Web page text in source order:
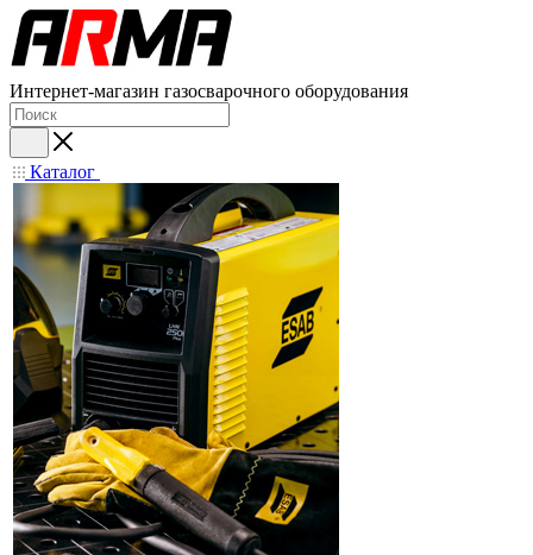
Интернет-магазин газосварочного оборудования
Каталог